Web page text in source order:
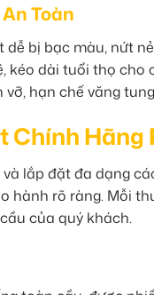
Toàn
bị bạc màu, nứt
dài tuổi thọ cho
hạn chế văng
Hãng
lắp đặt đa dạng
hành rõ ràng. Mỗi
của quý khách.